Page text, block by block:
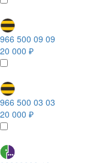
966 500 09 09
20 000 ₽
966 500 03 03
20 000 ₽